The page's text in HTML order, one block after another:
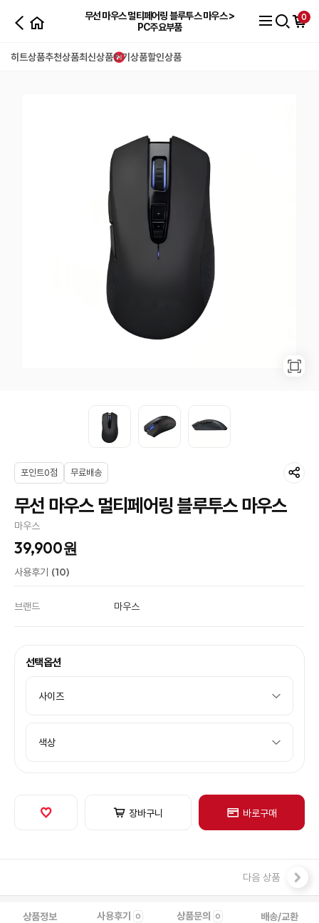
무선 마우스 멀티페어링 블루투스 마우스 >
PC주요부품
히트상품추천상품최신상품인기상품할인상품
0
포인트0점 무료배송
무선 마우스 멀티페어링 블루투스 마우스
마우스
39,900원
사용후기 (10)
브랜드 마우스
선택옵션
장바구니 바로구매
다음 상품
상품정보 사용후기 0 상품문의 0 배송/교환